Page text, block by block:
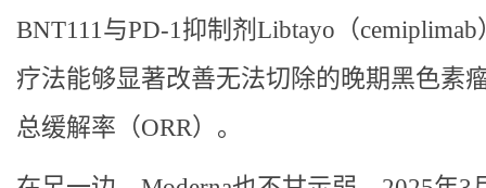
BNT111与PD-1抑制剂Libtayo（cemiplimab
疗法能够显著改善无法切除的晚期黑色素
总缓解率（ORR）。